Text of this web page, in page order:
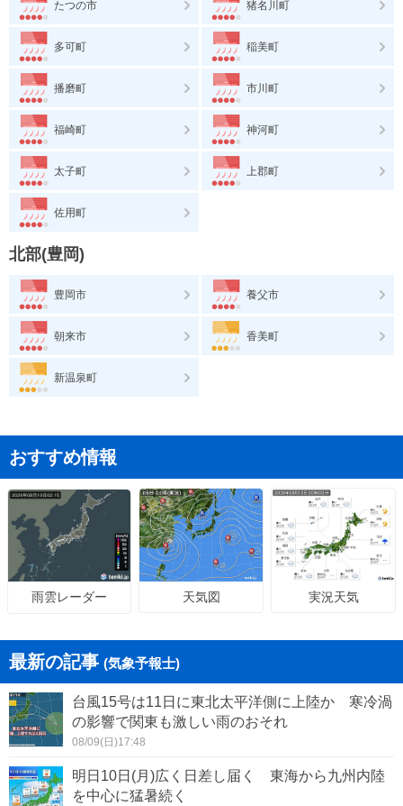
たつの市 猪名川町
多可町 稲美町
播磨町 市川町
福崎町 神河町
太子町 上郡町
佐用町
北部(豊岡)
豊岡市 養父市
朝来市 香美町
新温泉町
おすすめ情報
雨雲レーダー 天気図 実況天気
最新の記事 (気象予報士)
台風15号は11日に東北太平洋側に上陸か 寒冷渦
の影響で関東も激しい雨のおそれ
08/09(日)17:48
明日10日(月)広く日差し届く 東海から九州内陸
を中心に猛暑続く